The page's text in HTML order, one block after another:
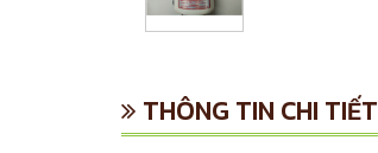
THÔNG TIN CHI TIẾT